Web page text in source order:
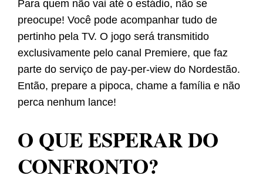
Para quem não vai até o estádio, não se
preocupe! Você pode acompanhar tudo de
pertinho pela TV. O jogo será transmitido
exclusivamente pelo canal Premiere, que faz
parte do serviço de pay-per-view do Nordestão.
Então, prepare a pipoca, chame a família e não
perca nenhum lance!
O QUE ESPERAR DO
CONFRONTO?